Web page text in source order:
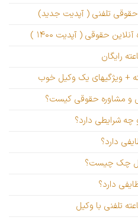
حقوقی تلفنی ( آپدیت جدید)
حقوقی ( آپدیت ۱۴۰۰ )
و مشاوره حقوقی کیست؟
چه شرایطی دارد؟
دارد؟
چک چیست؟
دارد؟